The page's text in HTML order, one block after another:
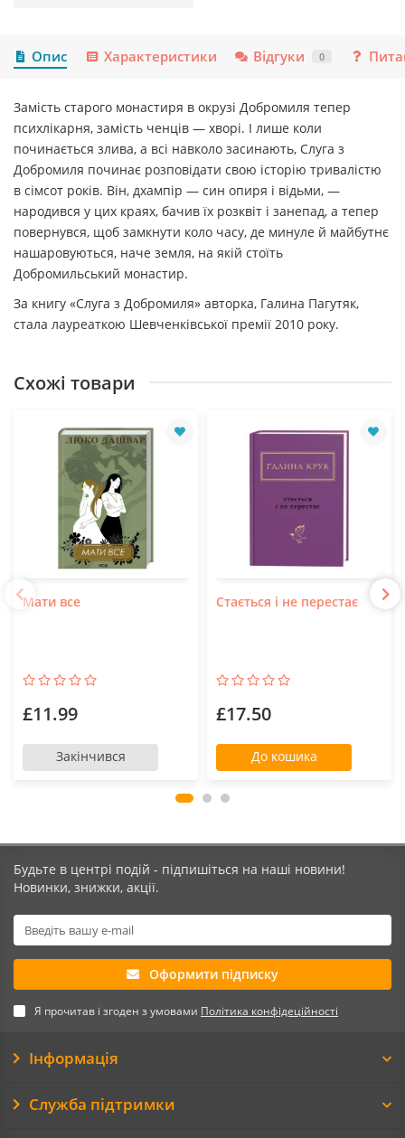
Опис Характеристики Відгуки 0
Замість старого монастиря в окрузі Добромиля тепер
психлікарня, замість ченців — хворі. І лише коли
починається злива, а всі навколо засинають, Слуга з
Добромиля починає розповідати свою історію тривалістю
в сімсот років. Він, дхампір — син опиря і відьми, —
народився у цих краях, бачив їх розквіт і занепад, а тепер
повернувся, щоб замкнути коло часу, де минуле й майбутнє
нашаровуються, наче земля, на якій стоїть
Добромильський монастир.
За книгу «Слуга з Добромиля» авторка, Галина Пагутяк,
стала лауреаткою Шевченківської премії 2010 року.
Схожі товари
Мати все
£11.99
Закінчився
Стається і не перестає
£17.50
До кошика
Будьте в центрі подій - підпишіться на наші новини!
Новинки, знижки, акції.
Оформити підписку
Я прочитав і згоден з умовами Політика конфідеційності
Інформація
Служба підтримки